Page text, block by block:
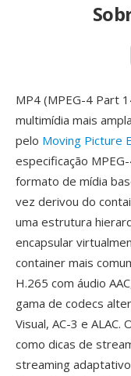
MP4 (MPEG-4 Part
multimídia mais
pelo Moving Picture
especificação
formato de mídia
vez derivou do
uma estrutura
encapsular
container mais
H.265 com áudio
gama de codecs
Visual, AC-3 e
como dicas de
streaming